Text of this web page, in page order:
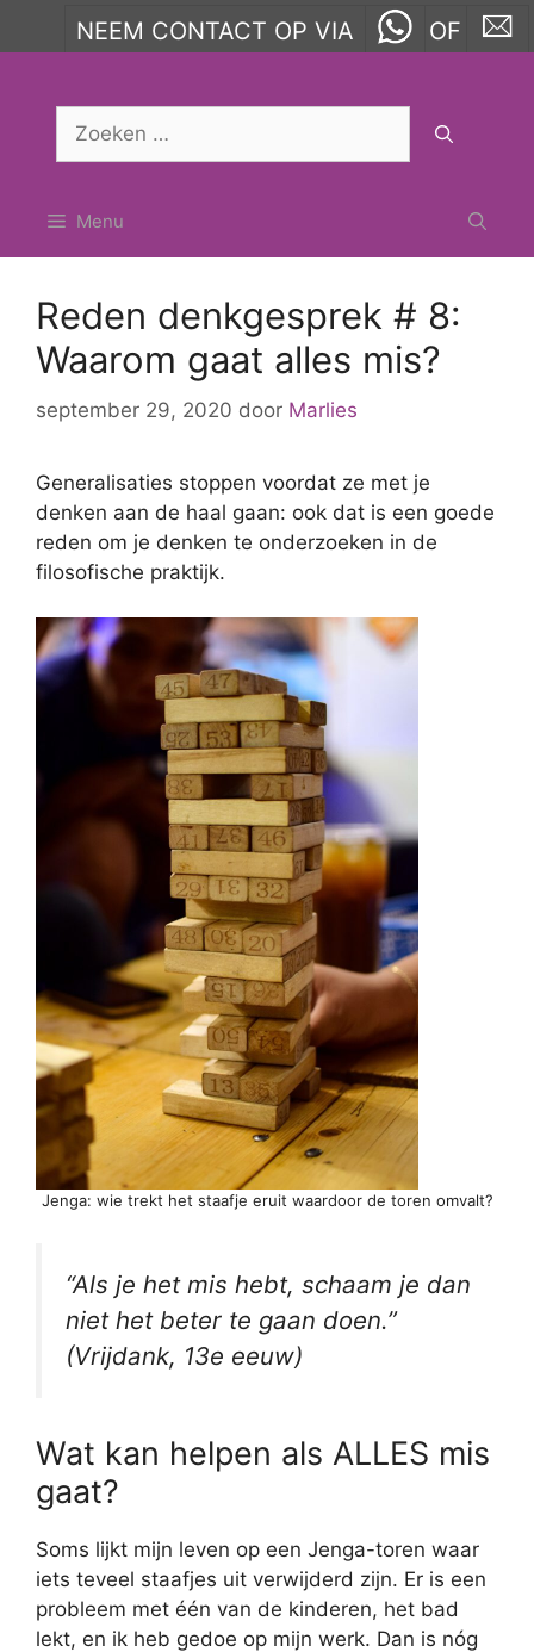
NEEM CONTACT OP VIA OF
Zoek
Menu
Reden denkgesprek # 8:
Waarom gaat alles mis?
september 29, 2020 door Marlies
Generalisaties stoppen voordat ze met je
denken aan de haal gaan: ook dat is een goede
reden om je denken te onderzoeken in de
filosofische praktijk.
Jenga: wie trekt het staafje eruit waardoor de toren omvalt?
“Als je het mis hebt, schaam je dan
niet het beter te gaan doen.”
(Vrijdank, 13e eeuw)
Wat kan helpen als ALLES mis
gaat?
Soms lijkt mijn leven op een Jenga-toren waar
iets teveel staafjes uit verwijderd zijn. Er is een
probleem met één van de kinderen, het bad
lekt, en ik heb gedoe op mijn werk. Dan is nóg